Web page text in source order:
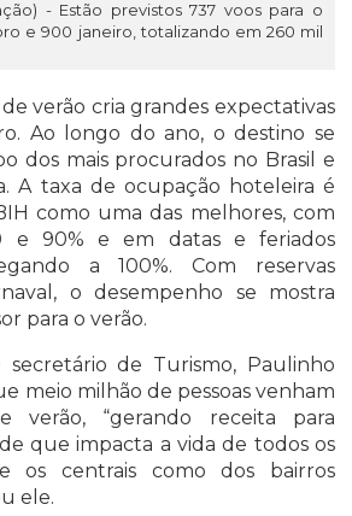
- Estão previstos 737 voos para o
e 900 janeiro, totalizando em 260 mil
verão cria grandes expectativas
Ao longo do ano, o destino se
dos mais procurados no Brasil e
A taxa de ocupação hoteleira é
como uma das melhores, com
e 90% e em datas e feriados
a 100%. Com reservas
o desempenho se mostra
para o verão.
de Turismo, Paulinho
meio milhão de pessoas venham
verão, “gerando receita para
que impacta a vida de todos os
os centrais como dos bairros
ele.